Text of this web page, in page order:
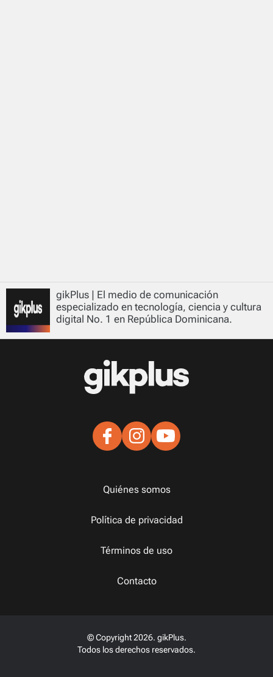
gikPlus | El medio de comunicación
especializado en tecnología, ciencia y cultura
digital No. 1 en República Dominicana.
Quiénes somos
Política de privacidad
Términos de uso
Contacto
© Copyright 2026. gikPlus.
Todos los derechos reservados.